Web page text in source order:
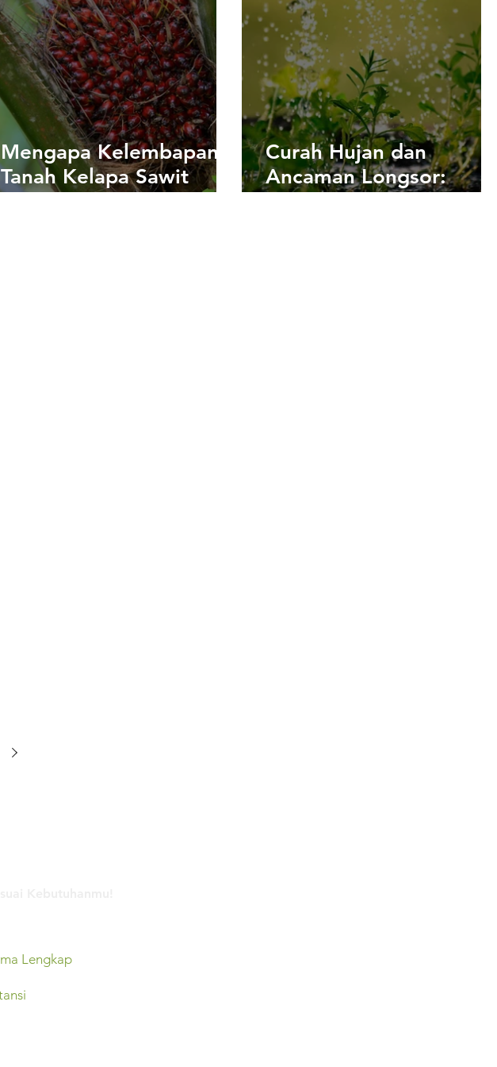
Mengapa Kelembapan
Tanah Kelapa Sawit
Curah Hujan dan
Ancaman Longsor: